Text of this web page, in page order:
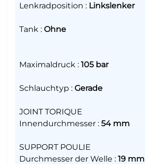
Lenkradposition : Linkslenker
Tank : Ohne
Maximaldruck : 105 bar
Schlauchtyp : Gerade
JOINT TORIQUE
Innendurchmesser : 54 mm
SUPPORT POULIE
Durchmesser der Welle : 19 mm